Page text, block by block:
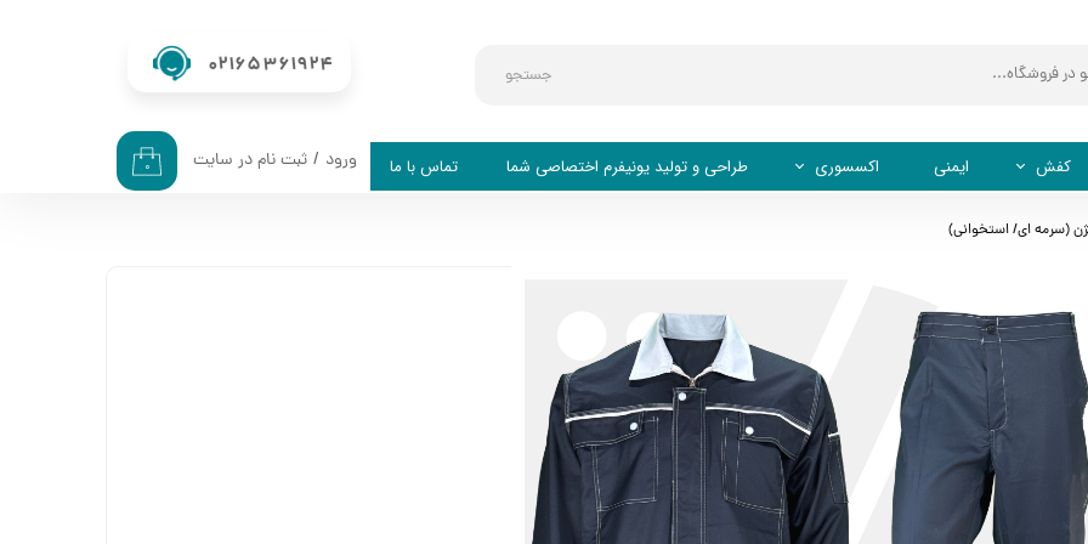
02165361924 جستجو
۰ ورود / ثبت نام در سایت کفش
کفش اداری
ایمنی اکسسوری طراحی و تولید یونیفرم اختصاصی شما تماس با ما
(سرمه ای/ استخوانی)